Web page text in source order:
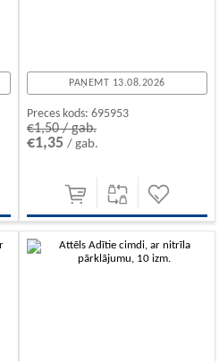
PAŅEMT 13.08.2026
Preces kods: 695953
€1,50 / gab.
€1,35 / gab.